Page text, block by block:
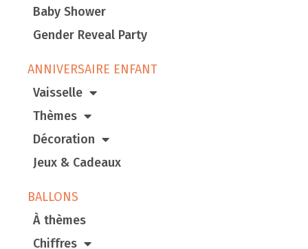
Baby Shower
Gender Reveal Party
ANNIVERSAIRE ENFANT
Vaisselle
Thèmes
Décoration
Jeux & Cadeaux
BALLONS
À thèmes
Chiffres